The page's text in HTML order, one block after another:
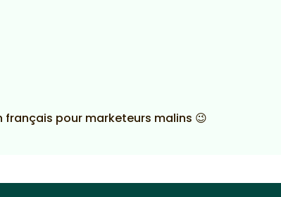
pour marketeurs malins 😉